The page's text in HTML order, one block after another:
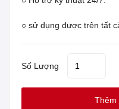
○ sử dụng được trên tất
Số Lượng
Thêm